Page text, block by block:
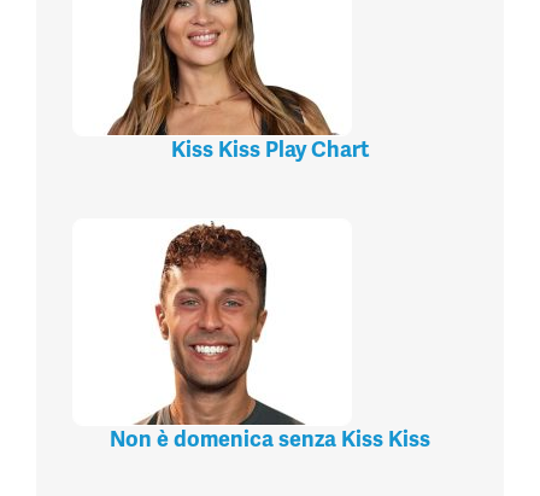
Kiss Kiss Play Chart
Non è domenica senza Kiss Kiss